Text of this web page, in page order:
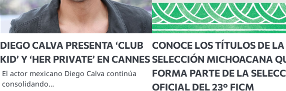
DIEGO CALVA PRESENTA ‘CLUB
KID’ Y ‘HER PRIVATE’ EN CANNES
El actor mexicano Diego Calva continúa
consolidando…
CONOCE LOS TÍTULOS DE LA
SELECCIÓN MICHOACANA
FORMA PARTE DE LA
OFICIAL DEL 23° FICM